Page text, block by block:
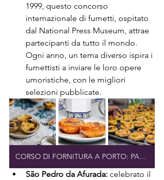
1999, questo concorso
internazionale di fumetti, ospitato
dal National Press Museum, attrae
partecipanti da tutto il mondo.
Ogni anno, un tema diverso ispira i
fumettisti a inviare le loro opere
umoristiche, con le migliori
selezioni pubblicate.
CORSO DI FORNITURA A PORTO: PASTEIS DE NATA
São Pedro da Afurada: celebrato il